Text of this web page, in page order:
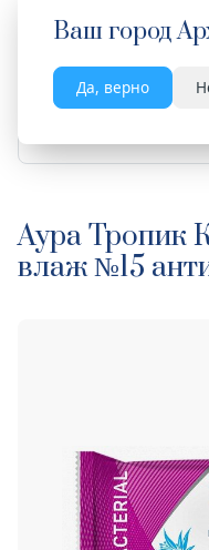
Ваш город
Да, верно
Весь сайт
Аура Тропик
влаж №15